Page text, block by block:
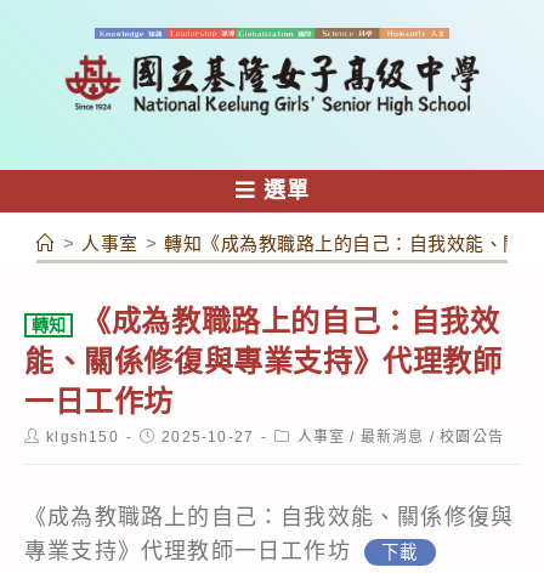
容
選單
> 人事室 > 轉知《成為教職路上的自己：自我效能、關
轉知
《成為教職路上的自己：自我效
能、關係修復與專業支持》代理教師
一日工作坊
Postklgsh150
Post2025-10-27
Post人事室 / 最新消息 / 校園公告
《成為教職路上的自己：自我效能、關係修復與
專業支持》代理教師一日工作坊
下載